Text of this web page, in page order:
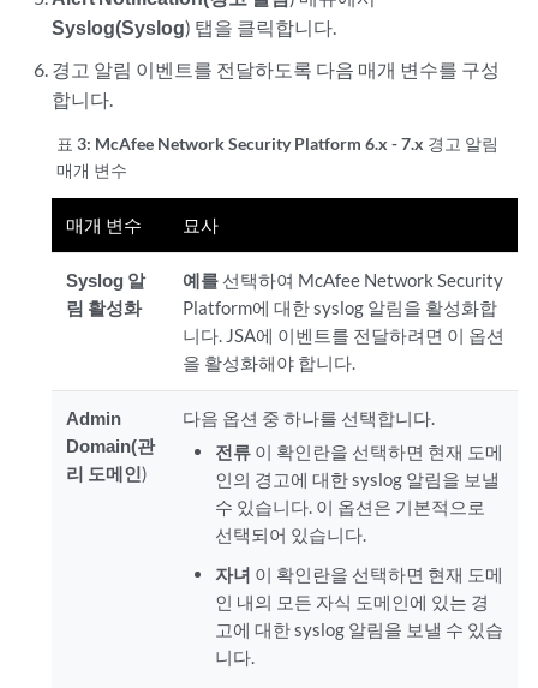
Syslog(Syslog) 탭을 클릭합니다.
경고 알림 이벤트를 전달하도록 다음 매개 변수를 구성
합니다.
표 3: McAfee Network Security Platform 6.x - 7.x 경고 알림
매개 변수
매개 변수 묘사
Syslog 알
림 활성화
예를선택하여 McAfee Network Security
Platform에 대한 syslog 알림을 활성화합
니다. JSA에 이벤트를 전달하려면 이 옵션
을 활성화해야 합니다.
Admin
Domain(관
리 도메인)
다음 옵션 중 하나를 선택합니다.
전류 이 확인란을 선택하면 현재 도메
인의 경고에 대한 syslog 알림을 보낼
수 있습니다. 이 옵션은 기본적으로
선택되어 있습니다.
자녀 이 확인란을 선택하면 현재 도메
인 내의 모든 자식 도메인에 있는 경
고에 대한 syslog 알림을 보낼 수 있습
니다.